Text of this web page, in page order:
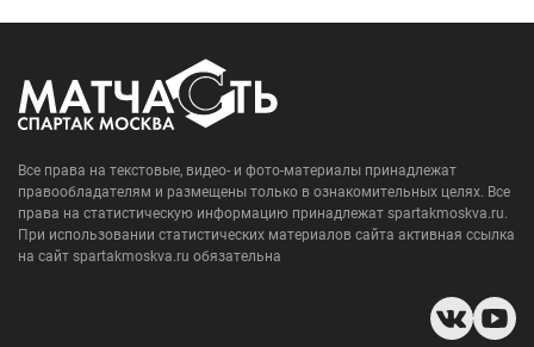
Все права на текстовые, видео- и фото-материалы принадлежат
правообладателям и размещены только в ознакомительных целях. Все
права на статистическую информацию принадлежат spartakmoskva.ru.
При использовании статистических материалов сайта активная ссылка
на сайт spartakmoskva.ru обязательна